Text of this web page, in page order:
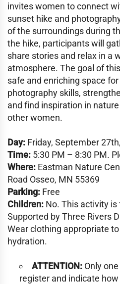
invites women to connect
sunset hike and
of the surroundings during
the hike, participants will
share stories and relax in a
atmosphere. The goal of
safe and enriching space
photography skills,
and find inspiration in
other women.
Day: Friday, September
Time: 5:30 PM – 8:30 PM.
Where: Eastman Nature
Road Osseo, MN 55369
Parking: Free
Children: No. This activity
Supported by Three Rivers
Wear clothing appropriate
hydration.
ATTENTION: Only
register and indicate how